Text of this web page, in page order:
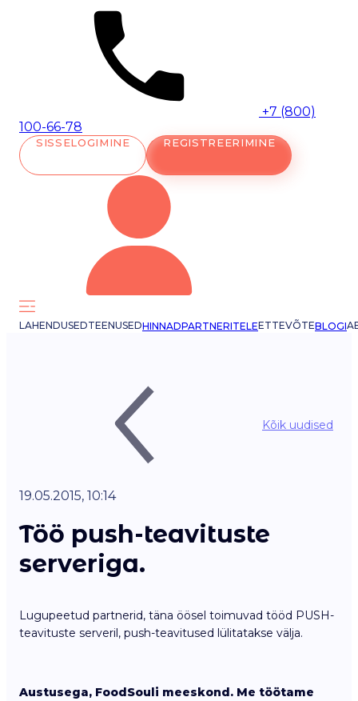
+7 (800)
100-66-78
SISSELOGIMINE REGISTREERIMINE
LAHENDUSEDTEENUSEDHINNADPARTNERITELEETTEVÕTEBLOGI
Kõik uudised
19.05.2015, 10:14
Töö push-teavituste
serveriga.
Lugupeetud partnerid, täna öösel toimuvad tööd PUSH-
teavituste serveril, push-teavitused lülitatakse välja.
Austusega, FoodSouli meeskond. Me töötame